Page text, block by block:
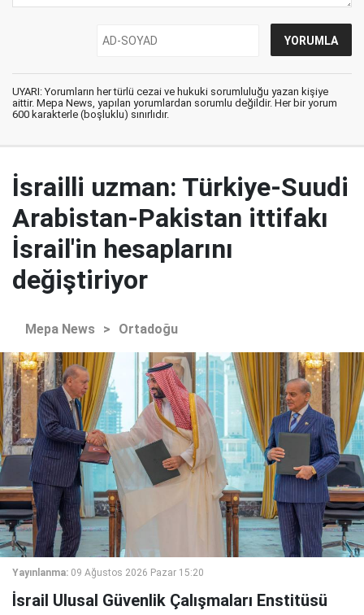
UYARI: Yorumların her türlü cezai ve hukuki sorumluluğu yazan kişiye
aittir. Mepa News, yapılan yorumlardan sorumlu değildir. Her bir yorum
600 karakterle (boşluklu) sınırlıdır.
İsrailli uzman: Türkiye-Suudi
Arabistan-Pakistan ittifakı
İsrail'in hesaplarını
değiştiriyor
Mepa News > Ortadoğu
Yayınlanma: 09 Ağustos 2026 Pazar 15:20
İsrail Ulusal Güvenlik Çalışmaları Enstitüsü